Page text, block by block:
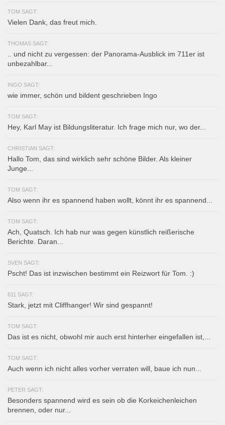
TOM SAGT:
Vielen Dank, das freut mich.
THOMAS SAGT:
.. und nicht zu vergessen: der Panorama-Ausblick im 711er ist
unbezahlbar...
INGO SAGT:
wie immer, schön und bildent geschrieben Ingo
TOM SAGT:
Hey, Karl May ist Bildungsliteratur. Ich frage mich nur, wo der...
CHRISTIAN SAGT:
Hallo Tom, das sind wirklich sehr schöne Bilder. Als kleiner
Junge...
TOM SAGT:
Also wenn ihr es spannend haben wollt, könnt ihr es spannend...
TOM SAGT:
Ach, Quatsch. Ich hab nur was gegen künstlich reißerische
Berichte. Daran...
SVEN SAGT:
Pscht! Das ist inzwischen bestimmt ein Reizwort für Tom. :)
611 SAGT:
Stark, jetzt mit Cliffhanger! Wir sind gespannt!
TOM SAGT:
Das ist es nicht, obwohl mir auch erst hinterher eingefallen ist,...
TOM SAGT:
Auch wenn ich nicht alles vorher verraten will, baue ich nun...
PETER SAGT:
Besonders spannend wird es sein ob die Korkeichenleichen
brennen, oder nur...